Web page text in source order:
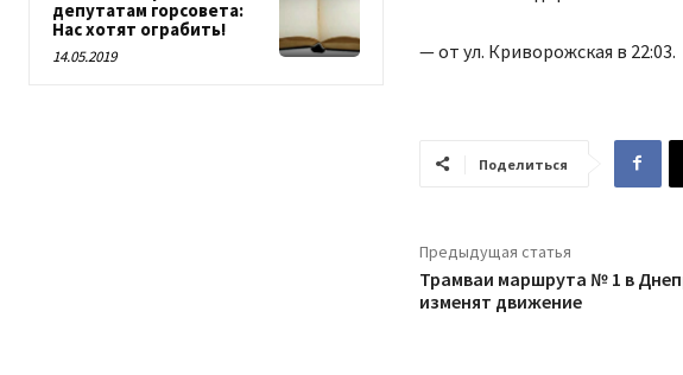
депутатам горсовета:
Нас хотят ограбить!
14.05.2019 — от ул. Криворожская в 22:03.
Поделиться
Предыдущая статья
Трамваи маршрута № 1 в
изменят движение